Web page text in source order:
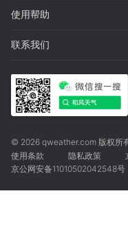
使用帮助
联系我们
© 2026 qweather.com 版权所
使用条款
隐私政策
京公网安备11010502042548号